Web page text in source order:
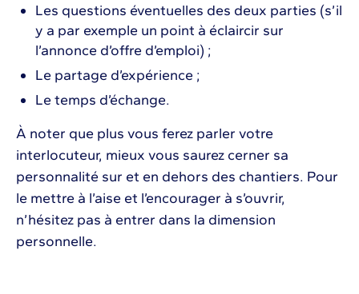
Les questions éventuelles des deux parties (s’il
y a par exemple un point à éclaircir sur
l’annonce d’offre d’emploi) ;
Le partage d’expérience ;
Le temps d’échange.
À noter que plus vous ferez parler votre
interlocuteur, mieux vous saurez cerner sa
personnalité sur et en dehors des chantiers. Pour
le mettre à l’aise et l’encourager à s’ouvrir,
n’hésitez pas à entrer dans la dimension
personnelle.